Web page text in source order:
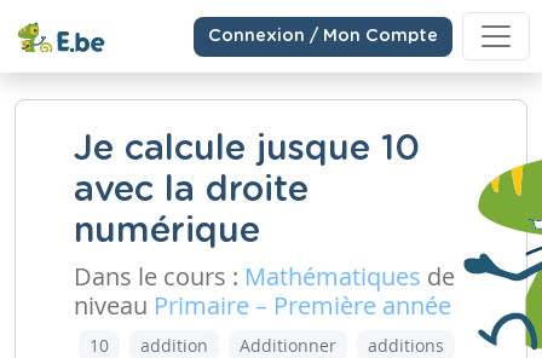
Connexion / Mon Compte
Je calcule jusque 10
avec la droite
numérique
Dans le cours : Mathématiques de
niveau Primaire – Première année
10 addition Additionner
additions